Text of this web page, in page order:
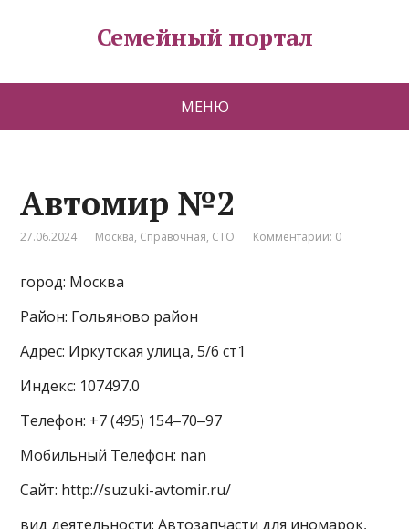
Семейный портал
МЕНЮ
Автомир №2
27.06.2024 Москва, Справочная, СТО Комментарии: 0
город: Москва
Район: Гольяново район
Адрес: Иркутская улица, 5/6 ст1
Индекс: 107497.0
Телефон: +7 (495) 154‒70‒97
Мобильный Телефон: nan
Сайт: http://suzuki-avtomir.ru/
вид деятельности: Автозапчасти для иномарок,